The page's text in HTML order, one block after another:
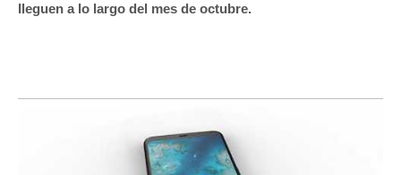
lleguen a lo largo del mes de octubre.